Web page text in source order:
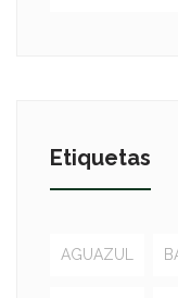
Etiquetas
AGUAZUL